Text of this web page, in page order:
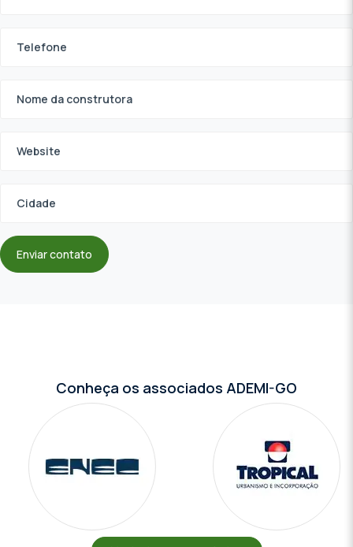
Enviar contato
Conheça os associados ADEMI-GO